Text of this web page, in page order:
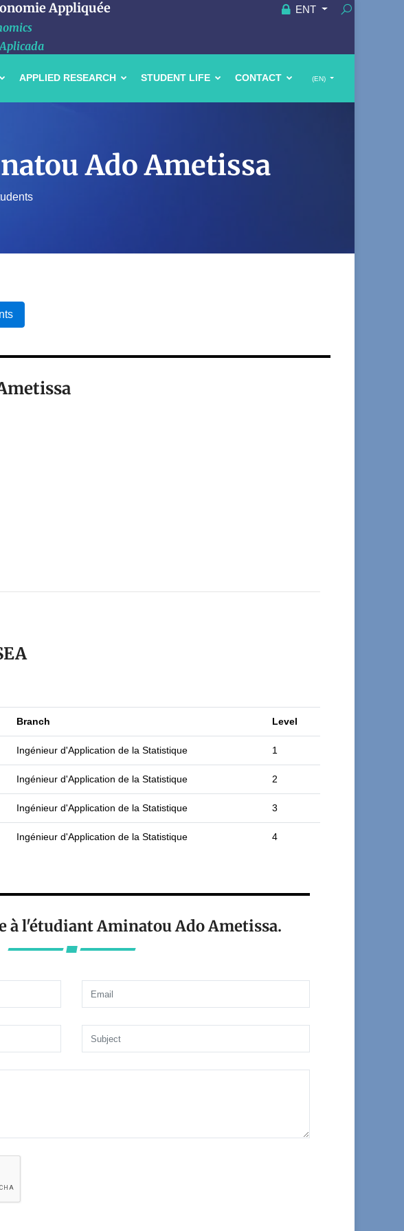
Appliquée ENT
(EN)
APPLIED RESEARCH STUDENT LIFE CONTACT
Ado Ametissa
Branch Level
Ingénieur d'Application de la Statistique 1
Ingénieur d'Application de la Statistique 2
Ingénieur d'Application de la Statistique 3
Ingénieur d'Application de la Statistique 4
à l'étudiant Aminatou Ado Ametissa.